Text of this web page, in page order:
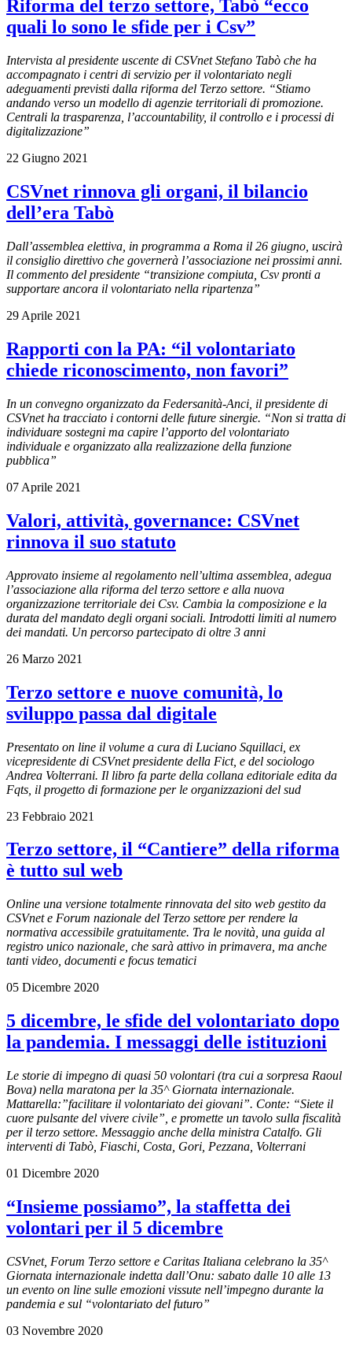
Riforma del terzo settore, Tabò “ecco
quali lo sono le sfide per i Csv”
Intervista al presidente uscente di CSVnet Stefano Tabò che ha
accompagnato i centri di servizio per il volontariato negli
adeguamenti previsti dalla riforma del Terzo settore. “Stiamo
andando verso un modello di agenzie territoriali di promozione.
Centrali la trasparenza, l’accountability, il controllo e i processi di
digitalizzazione”
22 Giugno 2021
CSVnet rinnova gli organi, il bilancio
dell’era Tabò
Dall’assemblea elettiva, in programma a Roma il 26 giugno, uscirà
il consiglio direttivo che governerà l’associazione nei prossimi anni.
Il commento del presidente “transizione compiuta, Csv pronti a
supportare ancora il volontariato nella ripartenza”
29 Aprile 2021
Rapporti con la PA: “il volontariato
chiede riconoscimento, non favori”
In un convegno organizzato da Federsanità-Anci, il presidente di
CSVnet ha tracciato i contorni delle future sinergie. “Non si tratta di
individuare sostegni ma capire l’apporto del volontariato
individuale e organizzato alla realizzazione della funzione
pubblica”
07 Aprile 2021
Valori, attività, governance: CSVnet
rinnova il suo statuto
Approvato insieme al regolamento nell’ultima assemblea, adegua
l’associazione alla riforma del terzo settore e alla nuova
organizzazione territoriale dei Csv. Cambia la composizione e la
durata del mandato degli organi sociali. Introdotti limiti al numero
dei mandati. Un percorso partecipato di oltre 3 anni
26 Marzo 2021
Terzo settore e nuove comunità, lo
sviluppo passa dal digitale
Presentato on line il volume a cura di Luciano Squillaci, ex
vicepresidente di CSVnet presidente della Fict, e del sociologo
Andrea Volterrani. Il libro fa parte della collana editoriale edita da
Fqts, il progetto di formazione per le organizzazioni del sud
23 Febbraio 2021
Terzo settore, il “Cantiere” della riforma
è tutto sul web
Online una versione totalmente rinnovata del sito web gestito da
CSVnet e Forum nazionale del Terzo settore per rendere la
normativa accessibile gratuitamente. Tra le novità, una guida al
registro unico nazionale, che sarà attivo in primavera, ma anche
tanti video, documenti e focus tematici
05 Dicembre 2020
5 dicembre, le sfide del volontariato dopo
la pandemia. I messaggi delle istituzioni
Le storie di impegno di quasi 50 volontari (tra cui a sorpresa Raoul
Bova) nella maratona per la 35^ Giornata internazionale.
Mattarella:”facilitare il volontariato dei giovani”. Conte: “Siete il
cuore pulsante del vivere civile”, e promette un tavolo sulla fiscalità
per il terzo settore. Messaggio anche della ministra Catalfo. Gli
interventi di Tabò, Fiaschi, Costa, Gori, Pezzana, Volterrani
01 Dicembre 2020
“Insieme possiamo”, la staffetta dei
volontari per il 5 dicembre
CSVnet, Forum Terzo settore e Caritas Italiana celebrano la 35^
Giornata internazionale indetta dall’Onu: sabato dalle 10 alle 13
un evento on line sulle emozioni vissute nell’impegno durante la
pandemia e sul “volontariato del futuro”
03 Novembre 2020